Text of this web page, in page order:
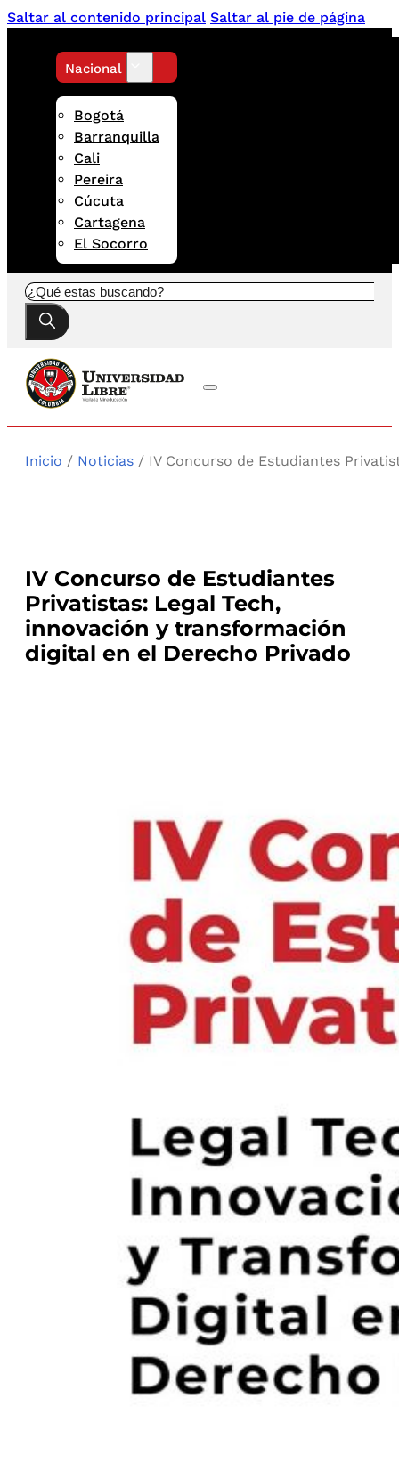
Saltar al contenido principal Saltar al pie de página
Nacional
Bogotá
Barranquilla
Cali
Pereira
Cúcuta
Cartagena
El Socorro
Buscar
Inicio / Noticias / IV Concurso de Estudiantes
IV Concurso de Estudiantes
Privatistas: Legal Tech,
innovación y transformación
digital en el Derecho Privado